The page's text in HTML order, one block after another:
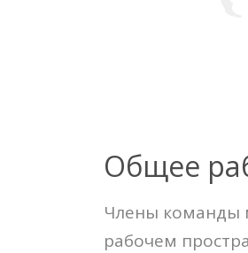
Общее
Члены команды
рабочем